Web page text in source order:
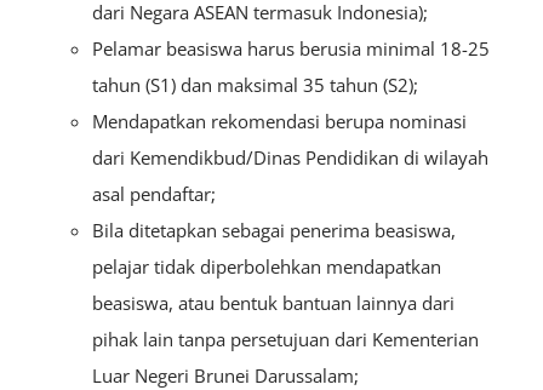
dari Negara ASEAN termasuk Indonesia);
Pelamar beasiswa harus berusia minimal 18-25
tahun (S1) dan maksimal 35 tahun (S2);
Mendapatkan rekomendasi berupa nominasi
dari Kemendikbud/Dinas Pendidikan di wilayah
asal pendaftar;
Bila ditetapkan sebagai penerima beasiswa,
pelajar tidak diperbolehkan mendapatkan
beasiswa, atau bentuk bantuan lainnya dari
pihak lain tanpa persetujuan dari Kementerian
Luar Negeri Brunei Darussalam;